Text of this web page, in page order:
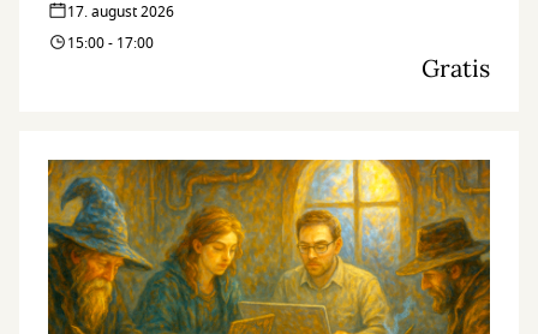
17. august 2026
15:00 - 17:00
Gratis